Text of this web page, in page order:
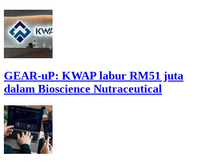
GEAR-uP: KWAP labur RM51 juta
dalam Bioscience Nutraceutical